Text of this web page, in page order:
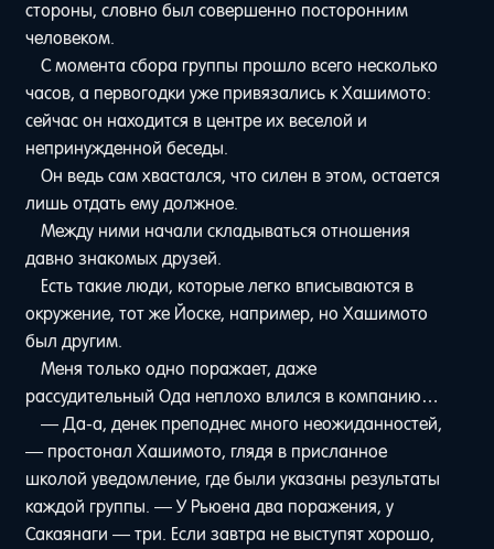
стороны, словно был совершенно посторонним
человеком.
С момента сбора группы прошло всего несколько
часов, а первогодки уже привязались к Хашимото:
сейчас он находится в центре их веселой и
непринужденной беседы.
Он ведь сам хвастался, что силен в этом, остается
лишь отдать ему должное.
Между ними начали складываться отношения
давно знакомых друзей.
Есть такие люди, которые легко вписываются в
окружение, тот же Йоске, например, но Хашимото
был другим.
Меня только одно поражает, даже
рассудительный Ода неплохо влился в компанию…
— Да-а, денек преподнес много неожиданностей,
— простонал Хашимото, глядя в присланное
школой уведомление, где были указаны результаты
каждой группы. — У Рьюена два поражения, у
Сакаянаги — три. Если завтра не выступят хорошо,